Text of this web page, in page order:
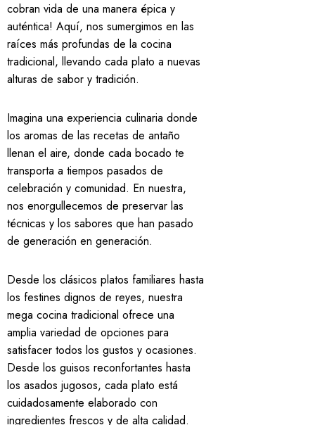
cobran vida de una manera épica y
auténtica! Aquí, nos sumergimos en las
raíces más profundas de la cocina
tradicional, llevando cada plato a nuevas
alturas de sabor y tradición.
Imagina una experiencia culinaria donde
los aromas de las recetas de antaño
llenan el aire, donde cada bocado te
transporta a tiempos pasados ​​de
celebración y comunidad. En nuestra,
nos enorgullecemos de preservar las
técnicas y los sabores que han pasado
de generación en generación.
Desde los clásicos platos familiares hasta
los festines dignos de reyes, nuestra
mega cocina tradicional ofrece una
amplia variedad de opciones para
satisfacer todos los gustos y ocasiones.
Desde los guisos reconfortantes hasta
los asados jugosos, cada plato está
cuidadosamente elaborado con
ingredientes frescos y de alta calidad.